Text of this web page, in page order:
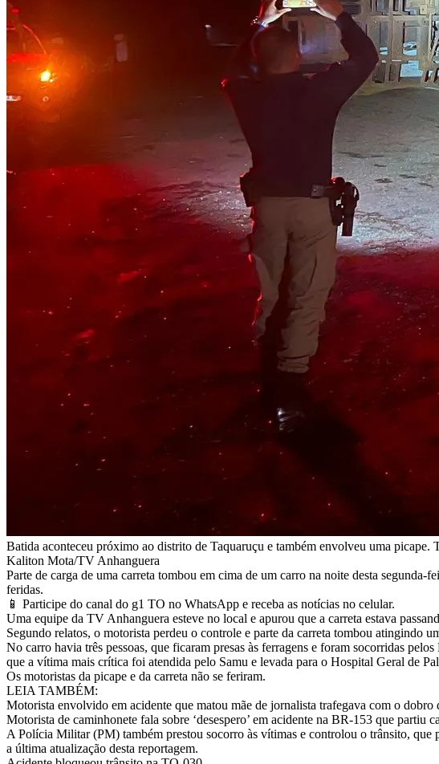
Batida aconteceu próximo ao distrito de Taquaruçu e também envolveu uma
Kaliton Mota/TV Anhanguera
Parte de carga de uma carreta tombou em cima de um carro na noite desta
feridas.
📱 Participe do canal do g1 TO no WhatsApp e receba as notícias no celular.
Uma equipe da TV Anhanguera esteve no local e apurou que a carreta estava
Segundo relatos, o motorista perdeu o controle e parte da carreta tombou atingindo
No carro havia três pessoas, que ficaram presas às ferragens e foram socorridas
que a vítima mais crítica foi atendida pelo Samu e levada para o Hospital Geral de
Os motoristas da picape e da carreta não se feriram.
LEIA TAMBÉM:
Motorista envolvido em acidente que matou mãe de jornalista trafegava com o
Motorista de caminhonete fala sobre ‘desespero’ em acidente na BR-153 que partiu
A Polícia Militar (PM) também prestou socorro às vítimas e controlou o trânsito, que
a última atualização desta reportagem.